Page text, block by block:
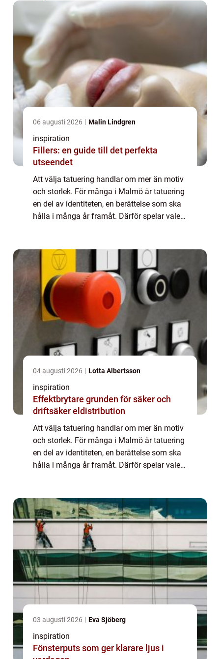
06 augusti 2026 Malin Lindgren
inspiration
Fillers: en guide till det perfekta
utseendet
Att välja tatuering handlar om mer än motiv
och storlek. För många i Malmö är tatuering
en del av identiteten, en berättelse som ska
hålla i många år framåt. Därför spelar valet
04 augusti 2026 Lotta Albertsson
inspiration
Effektbrytare grunden för säker och
driftsäker eldistribution
Att välja tatuering handlar om mer än motiv
och storlek. För många i Malmö är tatuering
en del av identiteten, en berättelse som ska
hålla i många år framåt. Därför spelar valet
03 augusti 2026 Eva Sjöberg
inspiration
Fönsterputs som ger klarare ljus i